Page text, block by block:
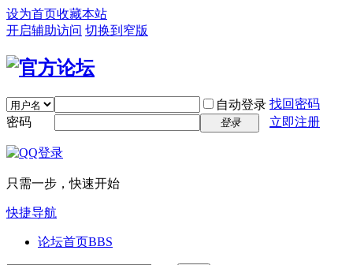
设为首页收藏本站
开启辅助访问 切换到窄版
自动登录 找回密码
密码
登录 立即注册
只需一步，快速开始
快捷导航
论坛首页BBS